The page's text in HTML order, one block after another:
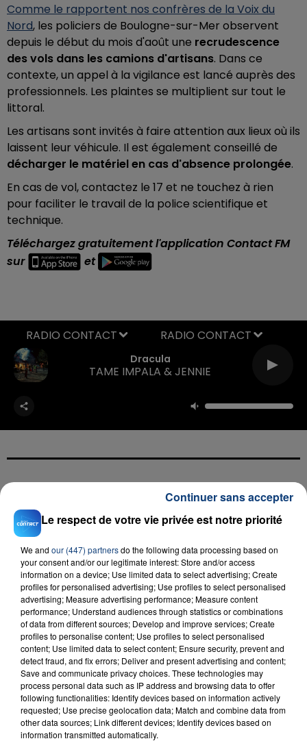
Comme le rapportent nos confrères de la Voix du
Nord, les policiers de Boulogne-sur-Mer observent
depuis le début du mois d'août une recrudescence
des vols dans les camions d'artisans. Dans ce
contexte, un appel à la vigilance est lancé auprès des
professionnels. Les plaintes se multiplient sur tout le
littoral.
Les artisans sont invités à faire attention aux lieux où ils
laissent leur véhicule. Il est également conseillé de
décharger le matériel en cas d'absence prolongée.
En cas de vol, contactez le 17 et ne touchez à rien
pour faciliter le travail de la police scientifique et
technique.
Téléchargez gratuitement l'application Contact FM
sur
et
Dracula
TAME IMPALA & JENNIE
RADIO CONTACT
23 juillet 2026
INCENDIE MORTEL À LENS : UNE FEMME ET
SON BÉBÉ ENTRE LA VIE ET LA...
Un homme s'est immolé par le feu après avoir
aspergé sa compagne et leur bébé de trois mois
d'un liquide inflammable.
Le respect de votre vie privée est notre priorité
We and our (447) partnersdo the following data processing based on
your consent and/or our legitimate interest: Store and/or access
information on a device; Use limited data to select advertising; Create
profiles for personalised advertising; Use profiles to select personalised
advertising; Measure advertising performance; Measure content
performance; Understand audiences through statistics or combinations
of data from different sources; Develop and improve services; Create
profiles to personalise content; Use profiles to select personalised
content; Use limited data to select content; Ensure security, prevent and
detect fraud, and fix errors; Deliver and present advertising and content;
Save and communicate privacy choices. These technologies may
process personal data such as IP address and browsing data to offer
following functionalities: Identify devices based on information actively
requested; Use precise geolocation data; Match and combine data from
other data sources; Link different devices; Identify devices based on
information transmitted automatically.
Continuer sans accepter